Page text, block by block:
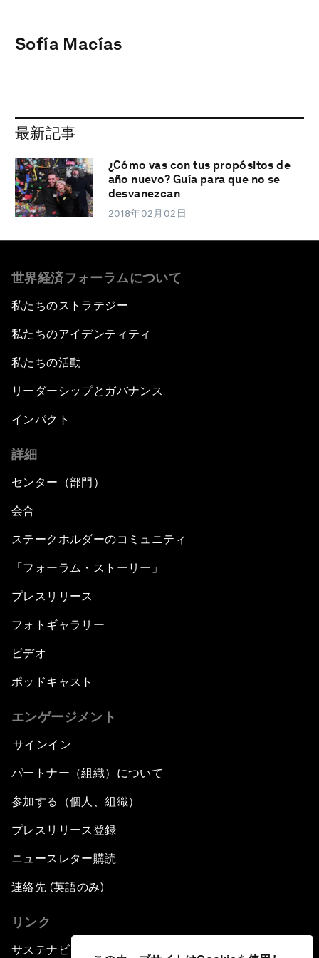
Sofía Macías
最新記事
¿Cómo vas con tus propósitos de
año nuevo? Guía para que no se
desvanezcan
2018年02月02日
世界経済フォーラムについて
私たちのストラテジー
私たちのアイデンティティ
私たちの活動
リーダーシップとガバナンス
インパクト
詳細
センター（部門）
会合
ステークホルダーのコミュニティ
「フォーラム・ストーリー」
プレスリリース
フォトギャラリー
ビデオ
ポッドキャスト
エンゲージメント
サインイン
パートナー（組織）について
参加する（個人、組織）
プレスリリース登録
ニュースレター購読
連絡先 (英語のみ)
リンク
サステナビリティへの取り組み